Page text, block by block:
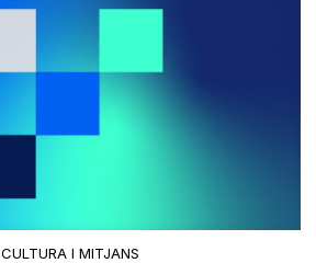
CULTURA I MITJANS